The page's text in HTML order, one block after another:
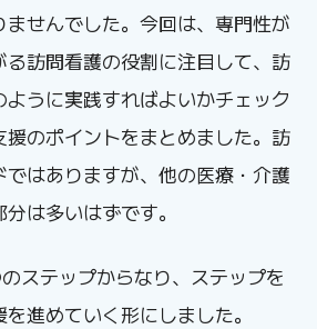
せんでした。今回は、専門性が
訪問看護の役割に注目して、訪
うに実践すればよいかチェック
援のポイントをまとめました。訪
はありますが、他の医療・介護
は多いはずです。
ステップからなり、ステップを
進めていく形にしました。